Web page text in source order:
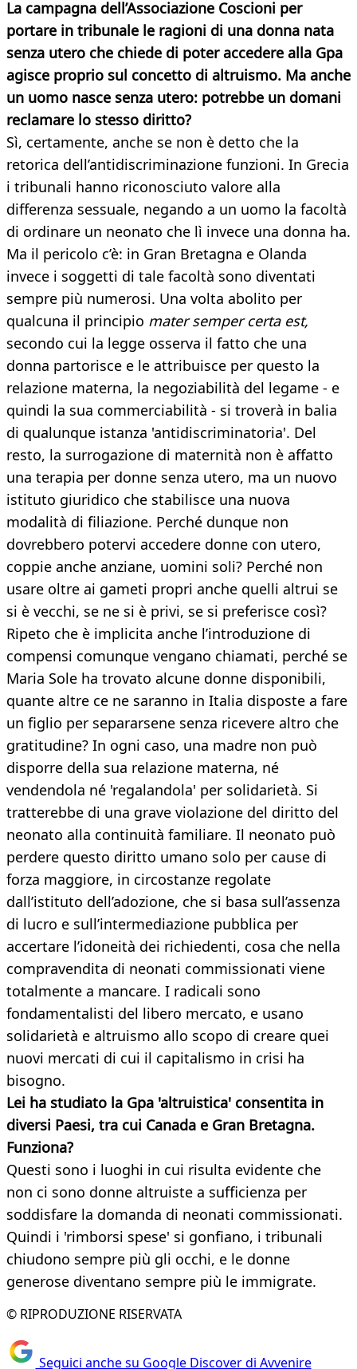
La campagna dell’Associazione Coscioni per
portare in tribunale le ragioni di una donna nata
senza utero che chiede di poter accedere alla Gpa
agisce proprio sul concetto di altruismo. Ma anche
un uomo nasce senza utero: potrebbe un domani
reclamare lo stesso diritto?
Sì, certamente, anche se non è detto che la
retorica dell’antidiscriminazione funzioni. In Grecia
i tribunali hanno riconosciuto valore alla
differenza sessuale, negando a un uomo la facoltà
di ordinare un neonato che lì invece una donna ha.
Ma il pericolo c’è: in Gran Bretagna e Olanda
invece i soggetti di tale facoltà sono diventati
sempre più numerosi. Una volta abolito per
qualcuna il principio mater semper certa est,
secondo cui la legge osserva il fatto che una
donna partorisce e le attribuisce per questo la
relazione materna, la negoziabilità del legame - e
quindi la sua commerciabilità - si troverà in balia
di qualunque istanza 'antidiscriminatoria'. Del
resto, la surrogazione di maternità non è affatto
una terapia per donne senza utero, ma un nuovo
istituto giuridico che stabilisce una nuova
modalità di filiazione. Perché dunque non
dovrebbero potervi accedere donne con utero,
coppie anche anziane, uomini soli? Perché non
usare oltre ai gameti propri anche quelli altrui se
si è vecchi, se ne si è privi, se si preferisce così?
Ripeto che è implicita anche l’introduzione di
compensi comunque vengano chiamati, perché se
Maria Sole ha trovato alcune donne disponibili,
quante altre ce ne saranno in Italia disposte a fare
un figlio per separarsene senza ricevere altro che
gratitudine? In ogni caso, una madre non può
disporre della sua relazione materna, né
vendendola né 'regalandola' per solidarietà. Si
tratterebbe di una grave violazione del diritto del
neonato alla continuità familiare. Il neonato può
perdere questo diritto umano solo per cause di
forza maggiore, in circostanze regolate
dall’istituto dell’adozione, che si basa sull’assenza
di lucro e sull’intermediazione pubblica per
accertare l’idoneità dei richiedenti, cosa che nella
compravendita di neonati commissionati viene
totalmente a mancare. I radicali sono
fondamentalisti del libero mercato, e usano
solidarietà e altruismo allo scopo di creare quei
nuovi mercati di cui il capitalismo in crisi ha
bisogno.
Lei ha studiato la Gpa 'altruistica' consentita in
diversi Paesi, tra cui Canada e Gran Bretagna.
Funziona?
Questi sono i luoghi in cui risulta evidente che
non ci sono donne altruiste a sufficienza per
soddisfare la domanda di neonati commissionati.
Quindi i 'rimborsi spese' si gonfiano, i tribunali
chiudono sempre più gli occhi, e le donne
generose diventano sempre più le immigrate.
© RIPRODUZIONE RISERVATA
Seguici anche su Google Discover di Avvenire